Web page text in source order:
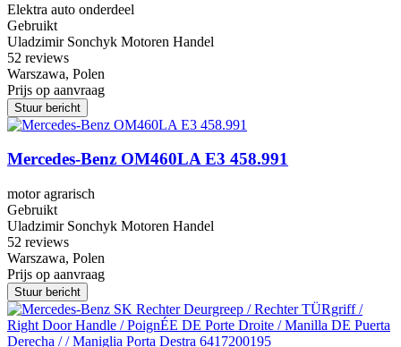
Elektra auto onderdeel
Gebruikt
Uladzimir Sonchyk Motoren Handel
52 reviews
Warszawa, Polen
Prijs op aanvraag
Stuur bericht
Mercedes-Benz OM460LA E3 458.991
motor agrarisch
Gebruikt
Uladzimir Sonchyk Motoren Handel
52 reviews
Warszawa, Polen
Prijs op aanvraag
Stuur bericht